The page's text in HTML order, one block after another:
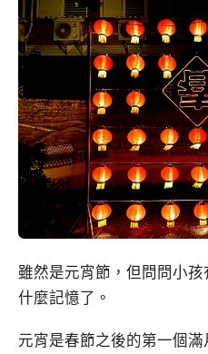
雖然是元宵節，但問問小
什麼記憶了。
元宵是春節之後的第一個